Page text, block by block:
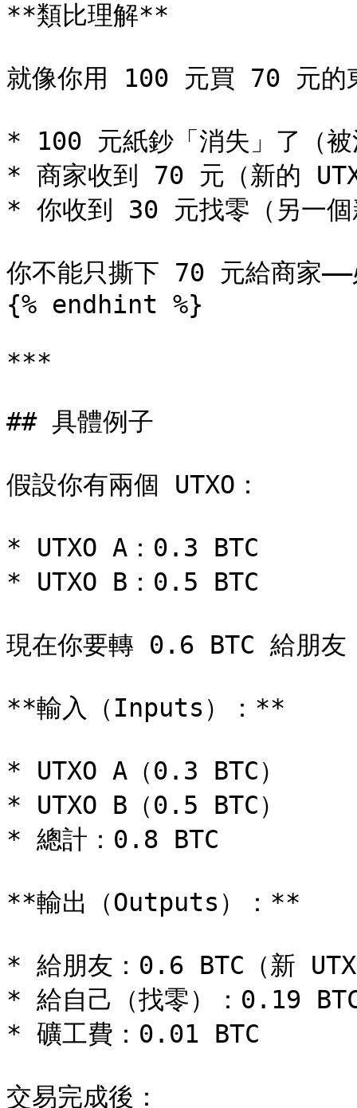
**類比理解**
就像你用 100 元買 70 元的
* 100 元紙鈔「消失」了（被
* 商家收到 70 元（新的
* 你收到 30 元找零（另一個
你不能只撕下 70 元給商家——
{% endhint %}
***
## 具體例子
假設你有兩個 UTXO：
* UTXO A：0.3 BTC
* UTXO B：0.5 BTC
現在你要轉 0.6 BTC 給朋友
**輸入（Inputs）：**
* UTXO A（0.3 BTC）
* UTXO B（0.5 BTC）
* 總計：0.8 BTC
**輸出（Outputs）：**
* 給朋友：0.6 BTC（新
* 給自己（找零）：0.19
* 礦工費：0.01 BTC
交易完成後：